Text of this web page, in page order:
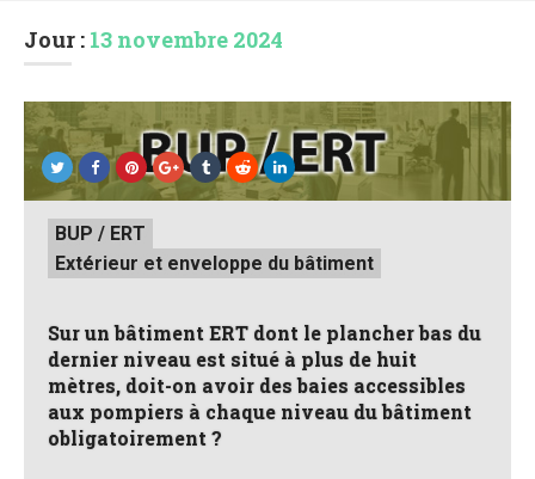
Jour : 13 novembre 2024
Posted
inBUP / ERT
Extérieur et enveloppe du bâtiment
Sur un bâtiment ERT dont le plancher bas du
dernier niveau est situé à plus de huit
mètres, doit-on avoir des baies accessibles
aux pompiers à chaque niveau du bâtiment
obligatoirement ?